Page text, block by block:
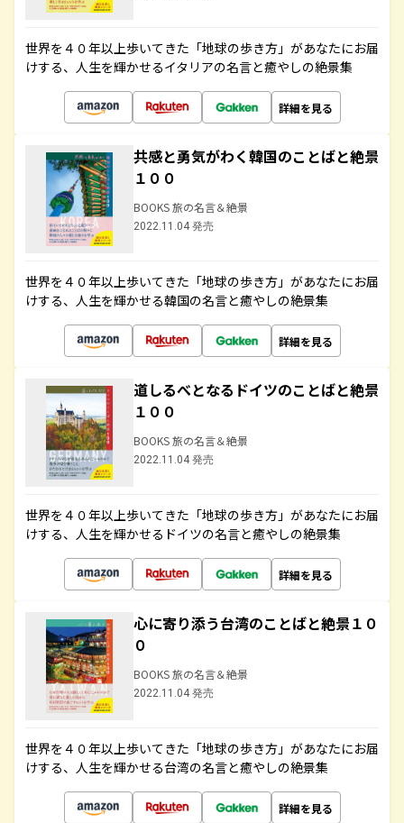
世界を４０年以上歩いてきた「地球の歩き方」があなたにお届
けする、人生を輝かせるイタリアの名言と癒やしの絶景集
詳細を見る
共感と勇気がわく韓国のことばと絶景
１００
BOOKS 旅の名言＆絶景
2022.11.04 発売
世界を４０年以上歩いてきた「地球の歩き方」があなたにお届
けする、人生を輝かせる韓国の名言と癒やしの絶景集
詳細を見る
道しるべとなるドイツのことばと絶景
１００
BOOKS 旅の名言＆絶景
2022.11.04 発売
世界を４０年以上歩いてきた「地球の歩き方」があなたにお届
けする、人生を輝かせるドイツの名言と癒やしの絶景集
詳細を見る
心に寄り添う台湾のことばと絶景１０
０
BOOKS 旅の名言＆絶景
2022.11.04 発売
世界を４０年以上歩いてきた「地球の歩き方」があなたにお届
けする、人生を輝かせる台湾の名言と癒やしの絶景集
詳細を見る